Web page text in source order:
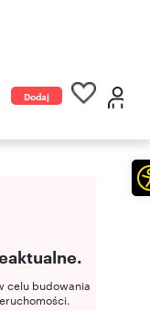
Dodaj
celu budowania